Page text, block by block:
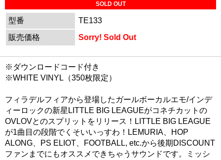
SOLD OUT
型番
TE133
販売価格
Sorry! Sold Out
※ダウンロードコード付き
※WHITE VINYL（350枚限定）
フィラデルフィアから登場したガールボーカルエモ/インデ
ィーロックの新星LITTLE BIG LEAGUEがコネチカットの
OVLOVとのスプリットをリリース！LITTLE BIG LEAGUE
が1曲目の段階でくそいいっすわ！LEMURIA、HOP
ALONG、PS ELIOT、FOOTBALL, etc.から後期DISCOUNT
ファンまでにもオススメできちゃうサウンドです。ミッシ